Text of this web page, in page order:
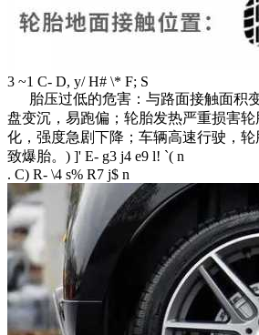
3 ~1 C- D, y/ H# \* F; S
胎压过低的危害：与路面接触面积
盘变沉，易跑偏；轮胎发热严重损害
化，强度急剧下降；车辆高速行驶，
致爆胎。 ) ]' E- g3 j4 e9 l! `( n
. C) R- \4 s% R7 j$ n